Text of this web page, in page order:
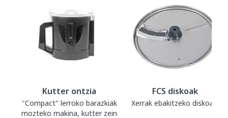
Kutter ontzia
"Compact" lerroko barazkiak
mozteko makina, kutter zein
FCS diskoak
Xerrak ebakitzeko diskoak.